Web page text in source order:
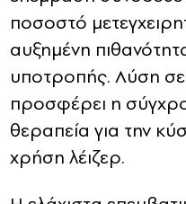
ποσοστό
αυξημένη
υποτροπής. Λύση
προσφέρει η
θεραπεία για την
χρήση λέιζερ.